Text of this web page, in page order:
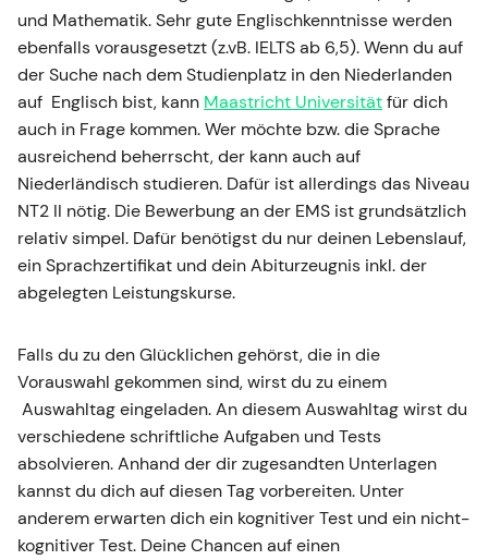
und Mathematik. Sehr gute Englischkenntnisse werden
ebenfalls vorausgesetzt (z.vB. IELTS ab 6,5). Wenn du auf
der Suche nach dem Studienplatz in den Niederlanden
auf Englisch bist, kann Maastricht Universitätfür dich
auch in Frage kommen. Wer möchte bzw. die Sprache
ausreichend beherrscht, der kann auch auf
Niederländisch studieren. Dafür ist allerdings das Niveau
NT2 II nötig. Die Bewerbung an der EMS ist grundsätzlich
relativ simpel. Dafür benötigst du nur deinen Lebenslauf,
ein Sprachzertifikat und dein Abiturzeugnis inkl. der
abgelegten Leistungskurse.
Falls du zu den Glücklichen gehörst, die in die
Vorauswahl gekommen sind, wirst du zu einem
Auswahltag eingeladen. An diesem Auswahltag wirst du
verschiedene schriftliche Aufgaben und Tests
absolvieren. Anhand der dir zugesandten Unterlagen
kannst du dich auf diesen Tag vorbereiten. Unter
anderem erwarten dich ein kognitiver Test und ein nicht-
kognitiver Test. Deine Chancen auf einen